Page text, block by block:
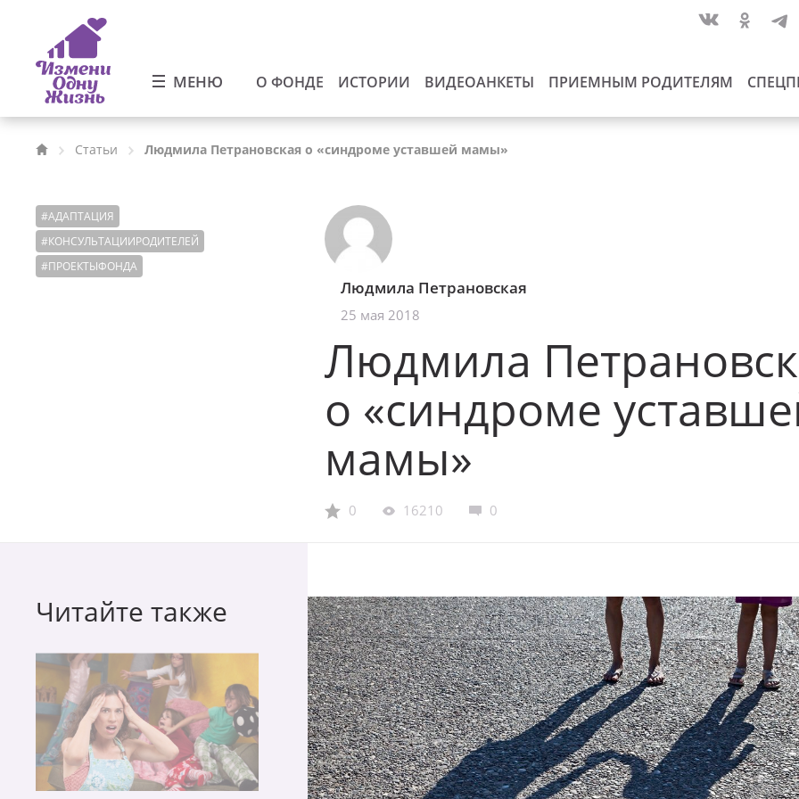
МЕНЮ О ФОНДЕ ИСТОРИИ ВИДЕОАНКЕТЫ ПРИЕМНЫМ РОДИТЕЛЯМ
Статьи Людмила Петрановская о «синдроме уставшей мамы»
#АДАПТАЦИЯ
#КОНСУЛЬТАЦИИРОДИТЕЛЕЙ
#ПРОЕКТЫФОНДА
Людмила Петрановская
25 мая 2018
Людмила
о «синдроме
мамы»
0 16210 0
Читайте также